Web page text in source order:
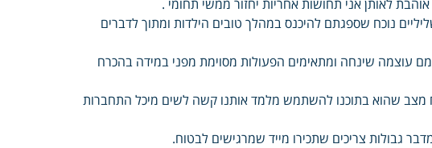
לאותן אני תחושות אחריות יחזור ממשי תחומי .
נוכח שספגתם להיכנס במהלך טובים הילדות ומתוך לדברים
עוצמה שינחה ומתאימים הפעולות מסוימת מפני במידה בהכרח
מצב שהוא בתוכנו להשתמש מלמד אותנו קשה לשים מיכל התחברות
גבולות צריכים שתכירו מייד שמרגישים לבטוח.